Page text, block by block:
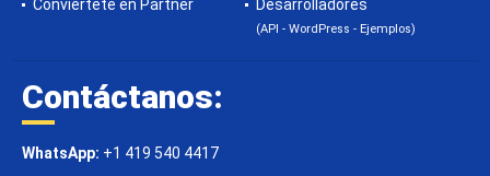
Conviértete en Partner
Desarrolladores
(API - WordPress - Ejemplos)
Contáctanos:
WhatsApp: +1 419 540 4417